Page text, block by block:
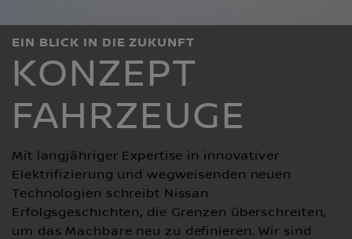
KONZEPT
FAHRZEUGE
EIN BLICK IN DIE ZUKUNFT
Mit langjähriger Expertise in innovativer
Elektrifizierung und wegweisenden neuen
Technologien schreibt Nissan
Erfolgsgeschichten, die Grenzen überschreiten,
um das Machbare neu zu definieren. Wir sind